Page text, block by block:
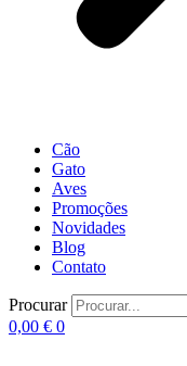
Cão
Gato
Aves
Promoções
Novidades
Blog
Contato
Procurar
0,00 € 0